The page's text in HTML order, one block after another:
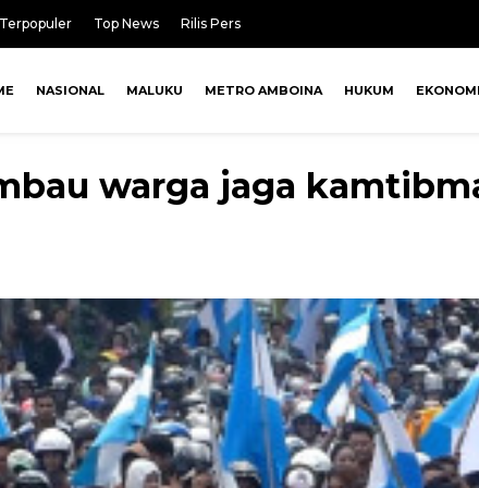
Terpopuler Top News Rilis Pers
NASIONAL MALUKU METRO AMBOINA HUKUM EKONOMI
warga jaga